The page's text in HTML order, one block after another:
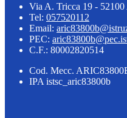
Via A. Tricca 19 -
Tel: 057520112
Email:
PEC:
C.F.: 80002820514
Cod. Mecc.
IPA istsc_aric83800b